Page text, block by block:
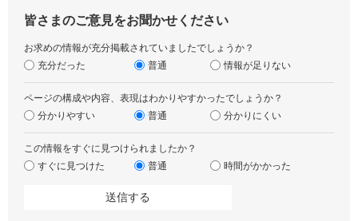
皆さまのご意見をお聞かせください
お求めの情報が充分掲載されていましたでしょうか？
充分だった
普通 情報が足りない
ページの構成や内容、表現はわかりやすかったでしょうか？
分かりやすい
普通 分かりにくい
この情報をすぐに見つけられましたか？
すぐに見つけた
普通 時間がかかった